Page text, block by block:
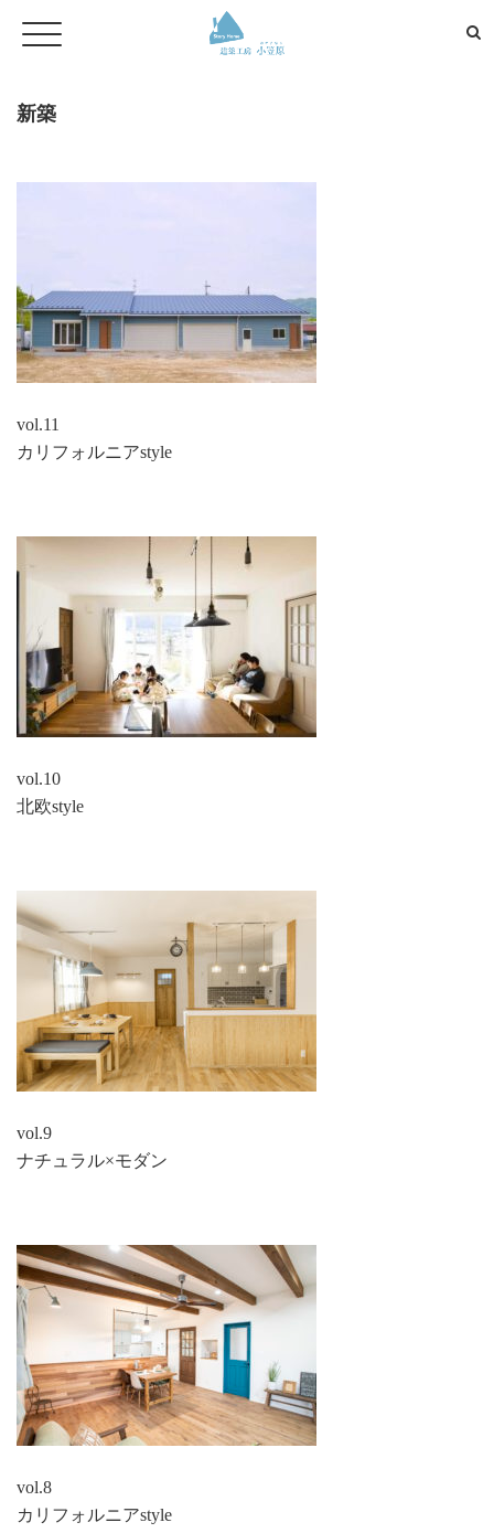
新築
vol.11
カリフォルニアstyle
vol.10
北欧style
vol.9
ナチュラル×モダン
vol.8
カリフォルニアstyle